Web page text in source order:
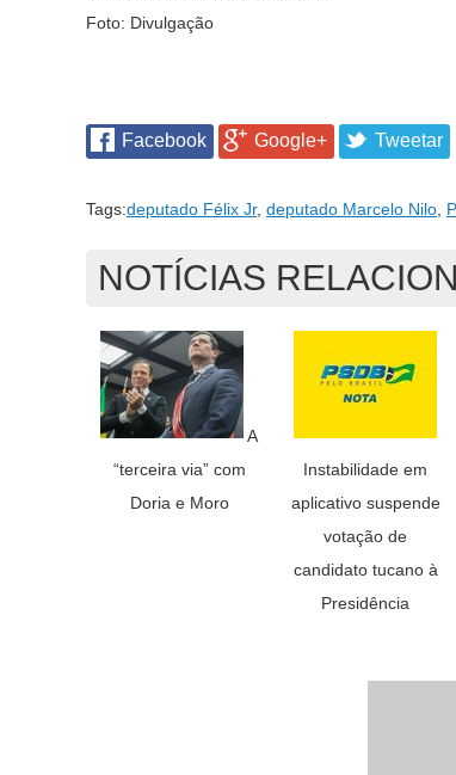
Foto: Divulgação
Facebook Google+ Tweetar
Tags:deputado Félix Jr, deputado Marcelo Nilo
NOTÍCIAS
A
“terceira via” com
Doria e Moro
Instabilidade em
aplicativo suspende
votação de
candidato tucano à
Presidência